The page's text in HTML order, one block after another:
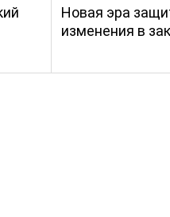
Новая эра
изменения в